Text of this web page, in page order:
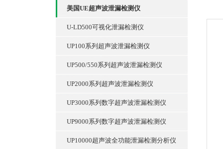
美国UE超声波泄漏检测仪
U-LD500可视化泄漏检测仪
UP100系列超声波泄漏检测仪
UP500/550系列超声波泄漏检测仪
UP2000系列超声波泄漏检测仪
UP3000系列数字超声波泄漏检测仪
UP9000系列数字超声波泄漏检测仪
UP10000超声波全功能泄漏检测分析仪